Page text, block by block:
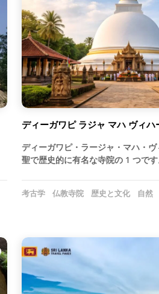
ディーガワピ ラジャ マハ ヴィハ
ディーガワピ・ラージャ・マハ・
聖で歴史的に有名な寺院の 1 つです
考古学 仏教寺院 歴史と文化 自然